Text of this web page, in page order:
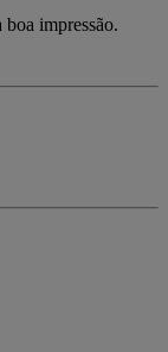
impressão.